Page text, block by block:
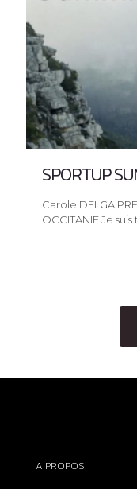
SPORTUP
Carole DELGA
OCCITANIE Je
A PROPOS